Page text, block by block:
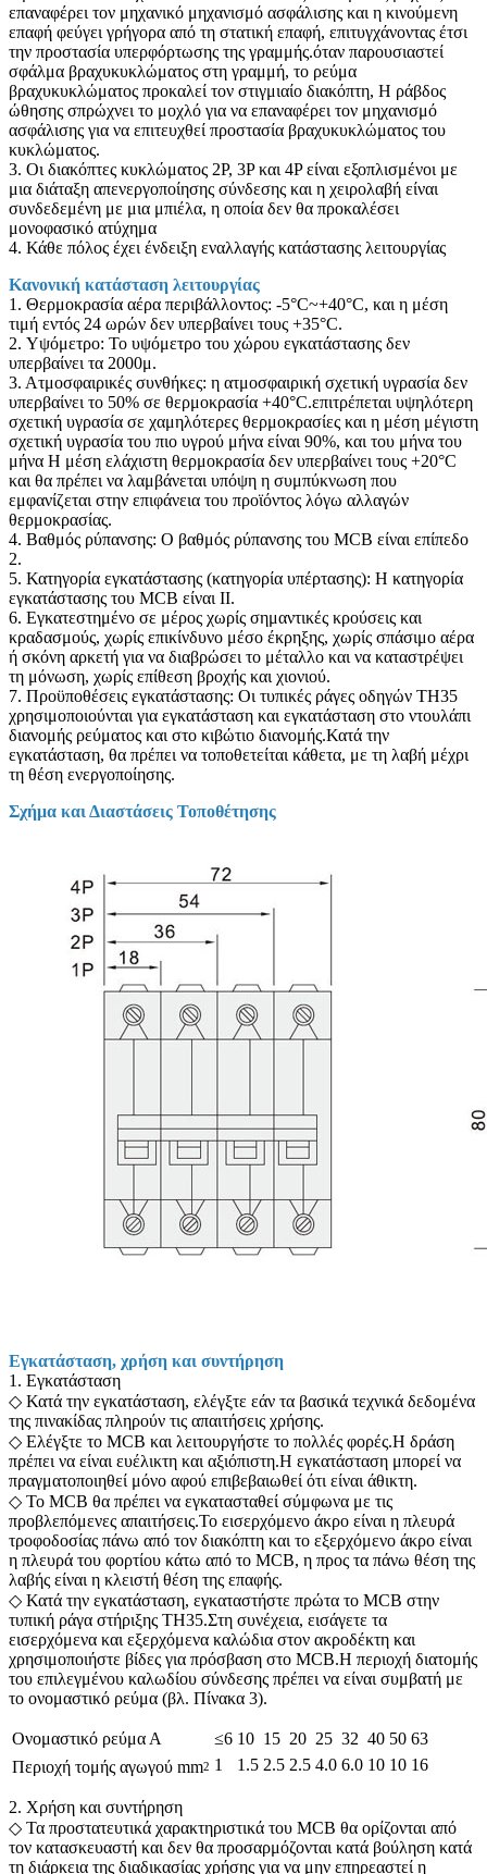
επαναφέρει τον μηχανικό μηχανισμό ασφάλισης και η κινούμενη
επαφή φεύγει γρήγορα από τη στατική επαφή, επιτυγχάνοντας έτσι
την προστασία υπερφόρτωσης της γραμμής.όταν παρουσιαστεί
σφάλμα βραχυκυκλώματος στη γραμμή, το ρεύμα
βραχυκυκλώματος προκαλεί τον στιγμιαίο διακόπτη, Η ράβδος
ώθησης σπρώχνει το μοχλό για να επαναφέρει τον μηχανισμό
ασφάλισης για να επιτευχθεί προστασία βραχυκυκλώματος του
κυκλώματος.
3. Οι διακόπτες κυκλώματος 2P, 3P και 4P είναι εξοπλισμένοι με
μια διάταξη απενεργοποίησης σύνδεσης και η χειρολαβή είναι
συνδεδεμένη με μια μπιέλα, η οποία δεν θα προκαλέσει
μονοφασικό ατύχημα
4. Κάθε πόλος έχει ένδειξη εναλλαγής κατάστασης λειτουργίας
Κανονική κατάσταση λειτουργίας
1. Θερμοκρασία αέρα περιβάλλοντος: -5°C~+40°C, και η μέση
τιμή εντός 24 ωρών δεν υπερβαίνει τους +35°C.
2. Υψόμετρο: Το υψόμετρο του χώρου εγκατάστασης δεν
υπερβαίνει τα 2000μ.
3. Ατμοσφαιρικές συνθήκες: η ατμοσφαιρική σχετική υγρασία δεν
υπερβαίνει το 50% σε θερμοκρασία +40°C.επιτρέπεται υψηλότερη
σχετική υγρασία σε χαμηλότερες θερμοκρασίες και η μέση μέγιστη
σχετική υγρασία του πιο υγρού μήνα είναι 90%, και του μήνα του
μήνα Η μέση ελάχιστη θερμοκρασία δεν υπερβαίνει τους +20°C
και θα πρέπει να λαμβάνεται υπόψη η συμπύκνωση που
εμφανίζεται στην επιφάνεια του προϊόντος λόγω αλλαγών
θερμοκρασίας.
4. Βαθμός ρύπανσης: Ο βαθμός ρύπανσης του MCB είναι επίπεδο
2.
5. Κατηγορία εγκατάστασης (κατηγορία υπέρτασης): Η κατηγορία
εγκατάστασης του MCB είναι II.
6. Εγκατεστημένο σε μέρος χωρίς σημαντικές κρούσεις και
κραδασμούς, χωρίς επικίνδυνο μέσο έκρηξης, χωρίς σπάσιμο αέρα
ή σκόνη αρκετή για να διαβρώσει το μέταλλο και να καταστρέψει
τη μόνωση, χωρίς επίθεση βροχής και χιονιού.
7. Προϋποθέσεις εγκατάστασης: Οι τυπικές ράγες οδηγών TH35
χρησιμοποιούνται για εγκατάσταση και εγκατάσταση στο ντουλάπι
διανομής ρεύματος και στο κιβώτιο διανομής.Κατά την
εγκατάσταση, θα πρέπει να τοποθετείται κάθετα, με τη λαβή μέχρι
τη θέση ενεργοποίησης.
Σχήμα και Διαστάσεις Τοποθέτησης
Εγκατάσταση, χρήση και συντήρηση
1. Εγκατάσταση
◇ Κατά την εγκατάσταση, ελέγξτε εάν τα βασικά τεχνικά δεδομένα
της πινακίδας πληρούν τις απαιτήσεις χρήσης.
◇ Ελέγξτε το MCB και λειτουργήστε το πολλές φορές.Η δράση
πρέπει να είναι ευέλικτη και αξιόπιστη.Η εγκατάσταση μπορεί να
πραγματοποιηθεί μόνο αφού επιβεβαιωθεί ότι είναι άθικτη.
◇ Το MCB θα πρέπει να εγκατασταθεί σύμφωνα με τις
προβλεπόμενες απαιτήσεις.Το εισερχόμενο άκρο είναι η πλευρά
τροφοδοσίας πάνω από τον διακόπτη και το εξερχόμενο άκρο είναι
η πλευρά του φορτίου κάτω από το MCB, η προς τα πάνω θέση της
λαβής είναι η κλειστή θέση της επαφής.
◇ Κατά την εγκατάσταση, εγκαταστήστε πρώτα το MCB στην
τυπική ράγα στήριξης TH35.Στη συνέχεια, εισάγετε τα
εισερχόμενα και εξερχόμενα καλώδια στον ακροδέκτη και
χρησιμοποιήστε βίδες για πρόσβαση στο MCB.Η περιοχή διατομής
του επιλεγμένου καλωδίου σύνδεσης πρέπει να είναι συμβατή με
το ονομαστικό ρεύμα (βλ. Πίνακα 3).
Ονομαστικό ρεύμα Α ≤6 10 15 20 25 32 40 50 63
Περιοχή τομής αγωγού mm2 1 1.5 2.5 2.5 4.0 6.0 10 10 16
2. Χρήση και συντήρηση
◇ Τα προστατευτικά χαρακτηριστικά του MCB θα ορίζονται από
τον κατασκευαστή και δεν θα προσαρμόζονται κατά βούληση κατά
τη διάρκεια της διαδικασίας χρήσης για να μην επηρεαστεί η